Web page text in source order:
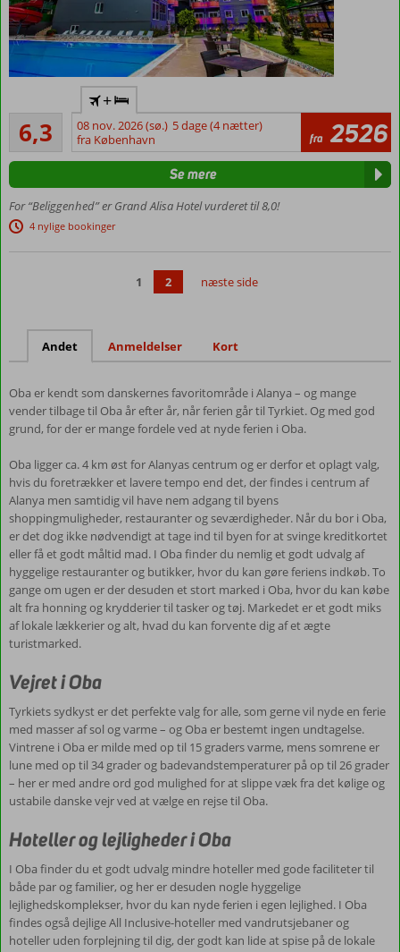
til
Gazipasa
Centralt
Alanya
centrum:
2 km
plads til
6,3
Acceptabelt
3
anmeldelser
+
08 nov. 2026 (sø.) 5 dage (4 nætter)
fra København
fra 2526
For “Beliggenhed” er Grand Alisa Hotel vurderet til 8,0!
4 nylige bookinger
Se mere
1 2 næste side
Andet Anmeldelser Kort
Oba er kendt som danskernes favoritområde i Alanya – og mange
vender tilbage til Oba år efter år, når ferien går til Tyrkiet. Og med god
grund, for der er mange fordele ved at nyde ferien i Oba.
Oba ligger ca. 4 km øst for Alanyas centrum og er derfor et oplagt valg,
hvis du foretrækker et lavere tempo end det, der findes i centrum af
Alanya men samtidig vil have nem adgang til byens
shoppingmuligheder, restauranter og seværdigheder. Når du bor i Oba,
er det dog ikke nødvendigt at tage ind til byen for at svinge kreditkortet
eller få et godt måltid mad. I Oba finder du nemlig et godt udvalg af
hyggelige restauranter og butikker, hvor du kan gøre feriens indkøb. To
gange om ugen er der desuden et stort marked i Oba, hvor du kan købe
alt fra honning og krydderier til tasker og tøj. Markedet er et godt miks
af lokale lækkerier og alt, hvad du kan forvente dig af et ægte
turistmarked.
Vejret i Oba
Tyrkiets sydkyst er det perfekte valg for alle, som gerne vil nyde en ferie
med masser af sol og varme – og Oba er bestemt ingen undtagelse.
Vintrene i Oba er milde med op til 15 graders varme, mens somrene er
lune med op til 34 grader og badevandstemperaturer på op til 26 grader
– her er med andre ord god mulighed for at slippe væk fra det kølige og
ustabile danske vejr ved at vælge en rejse til Oba.
Hoteller og lejligheder i Oba
I Oba finder du et godt udvalg mindre hoteller med gode faciliteter til
både par og familier, og her er desuden nogle hyggelige
lejlighedskomplekser, hvor du kan nyde ferien i egen lejlighed. I Oba
findes også dejlige All Inclusive-hoteller med vandrutsjebaner og
hoteller uden forplejning til dig, der godt kan lide at spise på de lokale